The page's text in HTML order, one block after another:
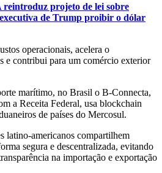
reintroduz projeto de lei sobre
de Trump proibir o dólar
operacionais, acelera o
e contribui para um comércio exterior
marítimo, no Brasil o B-Connecta,
a Receita Federal, usa blockchain
de países do Mercosul.
latino-americanos compartilhem
segura e descentralizada, evitando
na importação e exportação